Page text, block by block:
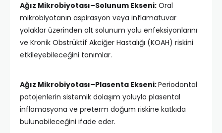
Ağız Mikrobiyotası–Solunum Ekseni: Oral
mikrobiyotanın aspirasyon veya inflamatuvar
yolaklar üzerinden alt solunum yolu enfeksiyonlarını
ve Kronik Obstrüktif Akciğer Hastalığı (KOAH) riskini
etkileyebileceğini tanımlar.
Ağız Mikrobiyotası–Plasenta Ekseni:Periodontal
patojenlerin sistemik dolaşım yoluyla plasental
inflamasyona ve preterm doğum riskine katkıda
bulunabileceğini ifade eder.